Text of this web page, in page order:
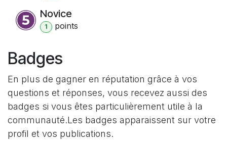
Novice
1 points
Badges
En plus de gagner en réputation grâce à vos
questions et réponses, vous recevez aussi des
badges si vous êtes particulièrement utile à la
communauté.Les badges apparaissent sur votre
profil et vos publications.